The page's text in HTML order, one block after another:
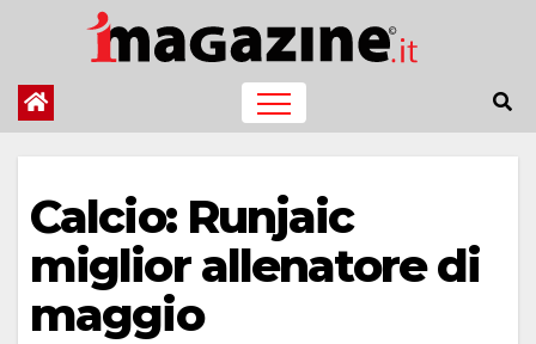
contenuto
Calcio: Runjaic
miglior allenatore di
maggio